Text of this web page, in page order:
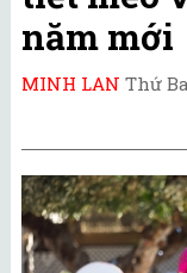
năm mới
MINH LAN Thứ